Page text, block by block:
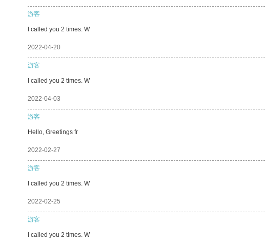
游客
I called you 2 times. W
2022-04-20
游客
I called you 2 times. W
2022-04-03
游客
Hello, Greetings fr
2022-02-27
游客
I called you 2 times. W
2022-02-25
游客
I called you 2 times. W